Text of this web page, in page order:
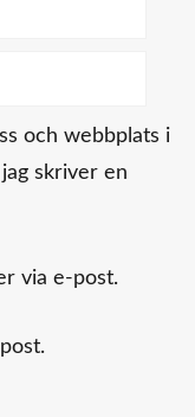
och webbplats i
skriver en
via e-post.